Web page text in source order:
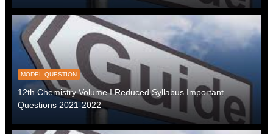
MODEL QUESTION
12th Chemistry Volume I Reduced Syllabus Important
Questions 2021-2022